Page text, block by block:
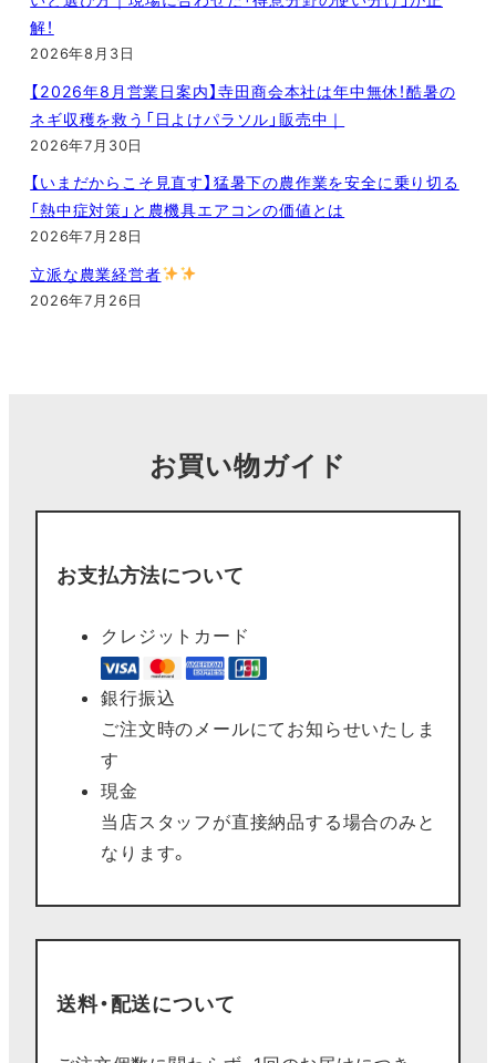
解！
2026年8月3日
【2026年8月営業日案内】寺田商会本社は年中無休！酷暑の
ネギ収穫を救う「日よけパラソル」販売中｜
2026年7月30日
【いまだからこそ見直す】猛暑下の農作業を安全に乗り切る
「熱中症対策」と農機具エアコンの価値とは
2026年7月28日
立派な農業経営者
2026年7月26日
お買い物ガイド
お支払方法について
クレジットカード
銀行振込
ご注文時のメールにてお知らせいたしま
す
現金
当店スタッフが直接納品する場合のみと
なります。
送料・配送について